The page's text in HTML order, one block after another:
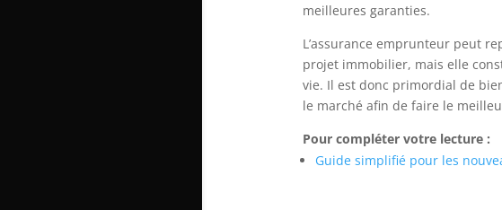
meilleures garanties.
L’assurance emprunteur peut
projet immobilier, mais elle
vie. Il est donc primordial de
le marché afin de faire le
Pour compléter votre lecture :
Guide simplifié pour les